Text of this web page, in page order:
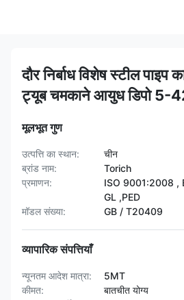
दौर निर्बाध विशेष स्टील पाइप
ट्यूब चमकाने आयुध डिपो 5-
मूलभूत गुण
उत्पत्ति का स्थान:
चीन
ब्रांड नाम:
Torich
प्रमाणन:
ISO 9001:2008 ,
GL ,PED
मॉडल संख्या:
GB / T20409
व्यापारिक संपत्तियाँ
न्यूनतम आदेश मात्रा:
5MT
कीमत:
बातचीत योग्य